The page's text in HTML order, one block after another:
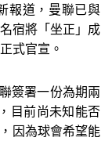
報道，曼聯已與
宿將「坐正」成
式官宣。
簽署一份為期兩
目前尚未知能否
因為球會希望能